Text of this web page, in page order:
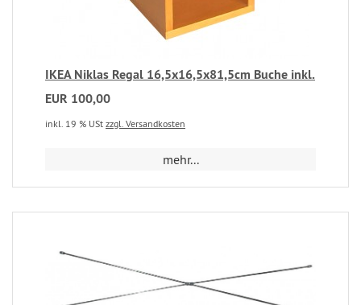
IKEA Niklas Regal 16,5x16,5x81,5cm Buche inkl.
EUR 100,00
inkl. 19 % USt zzgl. Versandkosten
mehr...